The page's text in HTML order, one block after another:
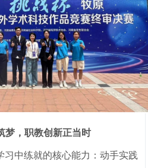
梦，职教创新正当时
习中练就的核心能力：动手实践